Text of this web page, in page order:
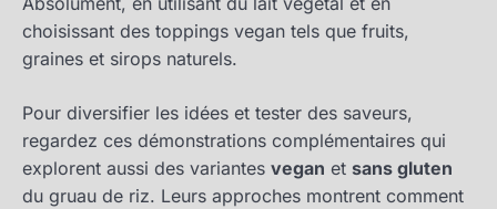
choisissant des toppings vegan tels que fruits,
graines et sirops naturels.
Pour diversifier les idées et tester des saveurs,
regardez ces démonstrations complémentaires qui
explorent aussi des variantes vegan et sans gluten
du gruau de riz. Leurs approches montrent comment